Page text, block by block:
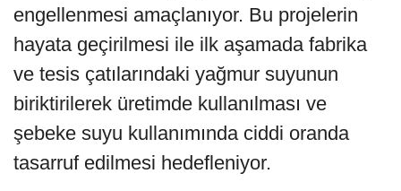
engellenmesi amaçlanıyor. Bu projelerin
hayata geçirilmesi ile ilk aşamada fabrika
ve tesis çatılarındaki yağmur suyunun
biriktirilerek üretimde kullanılması ve
şebeke suyu kullanımında ciddi oranda
tasarruf edilmesi hedefleniyor.